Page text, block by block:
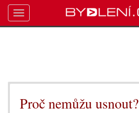
Proč nemůžu usnout?
Toggle
navigation